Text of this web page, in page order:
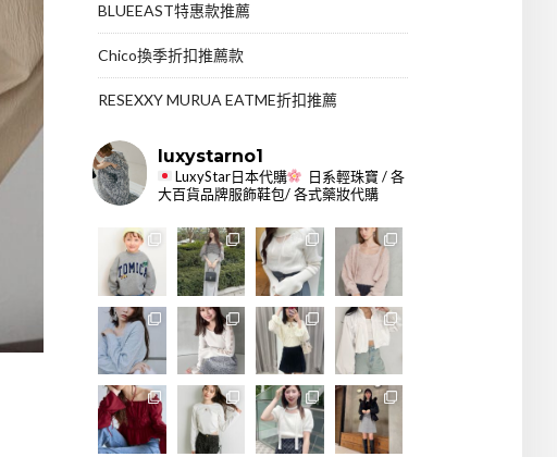
BLUEEAST特惠款推薦
Chico換季折扣推薦款
RESEXXY MURUA EATME折扣推薦
luxystarno1
LuxyStar日本代購
日系輕珠寶 / 各
大百貨品牌服飾鞋包/ 各式藥妝代購